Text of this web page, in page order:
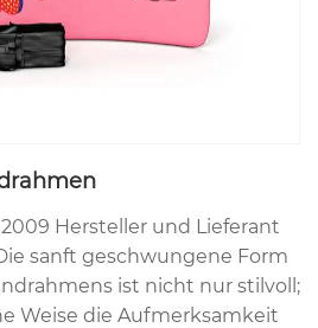
Hersteller und Lieferant
sanft geschwungene Form
ist nicht nur stilvoll;
Weise die Aufmerksamkeit